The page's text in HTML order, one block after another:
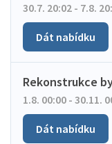
30.7. 20:02 - 7.8.
Dát nabídku
Rekonstrukce
1.8. 00:00 - 30.11.
Dát nabídku